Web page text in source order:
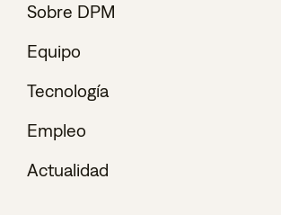
Sobre DPM
Equipo
Tecnología
Empleo
Actualidad